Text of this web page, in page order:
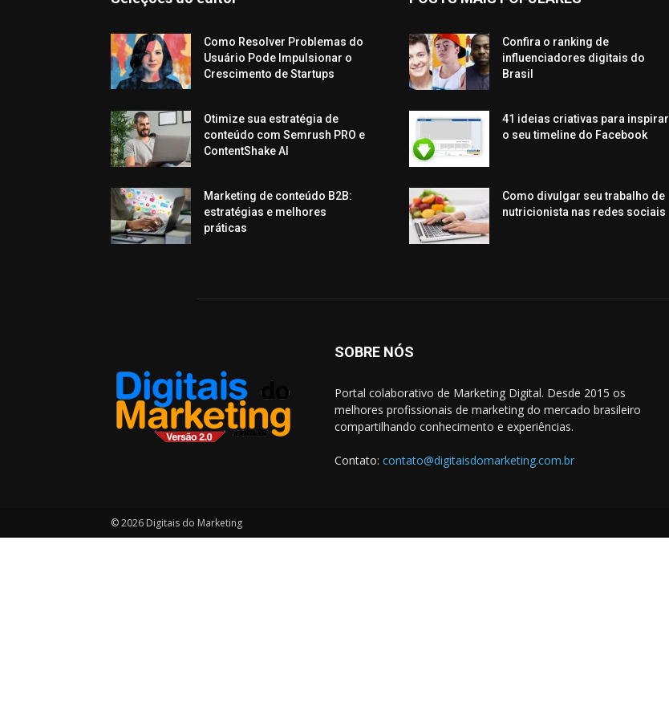
Como Resolver Problemas do
Usuário Pode Impulsionar o
Crescimento de Startups
Otimize sua estratégia de
conteúdo com Semrush PRO e
ContentShake AI
Marketing de conteúdo B2B:
estratégias e melhores
práticas
Confira o ranking de
influenciadores digitais do
Brasil
41 ideias criativas para inspirar
o seu timeline do Facebook
Como divulgar seu trabalho de
nutricionista nas redes sociais
SOBRE NÓS
Portal colaborativo de Marketing Digital. Desde 2015 os
melhores profissionais de marketing do mercado brasileiro
compartilhando conhecimento e experiências.
Contato: contato@digitaisdomarketing.com.br
© 2026 Digitais do Marketing